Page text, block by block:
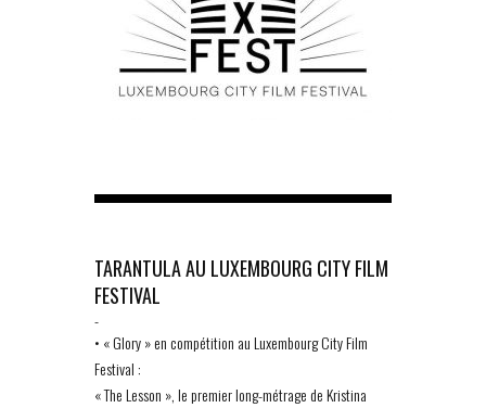
TARANTULA AU LUXEMBOURG CITY FILM
FESTIVAL
-
• « Glory » en compétition au Luxembourg City Film
Festival :
« The Lesson », le premier long-métrage de Kristina